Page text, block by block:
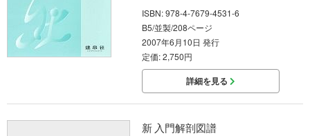
ISBN: 978-4-7679-4531-6
B5/並製/208ページ
2007年6月10日 発行
定価: 2,750円
詳細を見る
新 入門解剖図譜